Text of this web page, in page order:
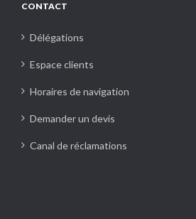
CONTACT
Délégations
Espace clients
Horaires de navigation
Demander un devis
Canal de réclamations